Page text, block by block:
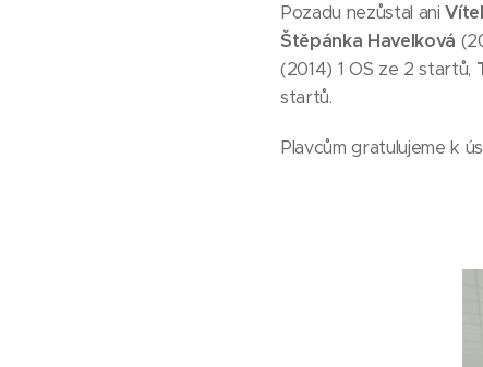
Pozadu nezůstal ani
Štěpánka Havelková
(2014) 1 OS ze 2 startů,
startů.
Plavcům gratulujeme k